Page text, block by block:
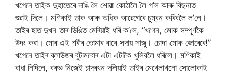
খগেনে তাইক দুহাতেৰে দাঙি লৈ শোৱা কোঠালৈ লৈ গ’ল আৰু বিছনাত
শুৱাই দিলে। মণিকাই তাক আৰু অধিক আৱেগেৰে চুম্বন কৰিবলৈ ল’লে।
তাইৰ হাত দুখন তাৰ ডিঙিত মেৰিয়াই ধৰি ক’লে, “খগেন, মোক সম্পূৰ্ণকৈ
উদং কৰা। মোৰ এই শৰীৰ তোমাৰ বাবে সদায় সাজু। চোদা মোক জোৰেৰে!”
খগেনে তাইৰ ব্লাউজৰ বুটামবোৰ এটা এটাকৈ খুলিবলৈ ধৰিলে। মণিকাই
বাধা নিদিলে, বৰঞ্চ নিজেই চাদৰখন দলিয়াই তাইৰ মেখেলাখনো সোলোকাই